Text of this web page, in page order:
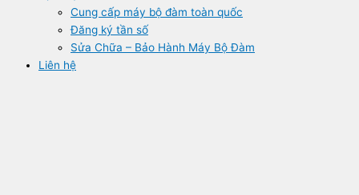
Cung cấp máy bộ đàm toàn quốc
Đăng ký tần số
Sửa Chữa – Bảo Hành Máy Bộ Đàm
Liên hệ